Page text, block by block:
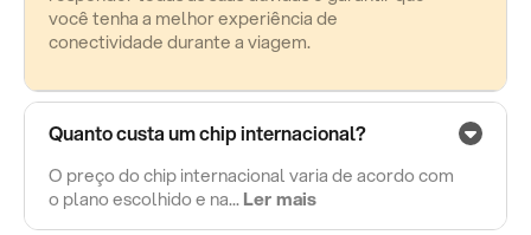
você tenha a melhor experiência de
conectividade durante a viagem.
Quanto custa um chip internacional?
O preço do chip internacional varia de acordo com
o plano escolhido e na...Ler mais